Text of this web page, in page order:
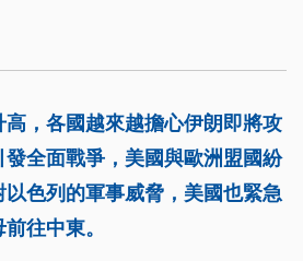
，各國越來越擔心伊朗即將攻
全面戰爭，美國與歐洲盟國紛
色列的軍事威脅，美國也緊急
往中東。